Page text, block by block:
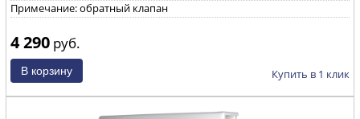
Примечание: обратный клапан
4 290 руб.
Купить в 1 клик